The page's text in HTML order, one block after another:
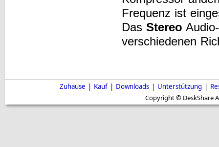
Frequenz ist
Das Stereo
verschiedenen
Zuhause | Kauf | Downloads | Unterstützung |
Copyright © DeskShare